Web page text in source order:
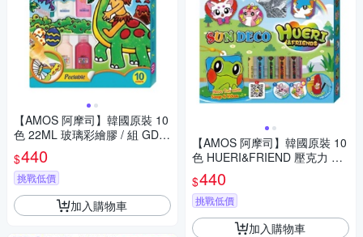
【AMOS 阿摩司】韓國原裝 10
色 22ML 玻璃彩繪膠 / 組 GD2
2P10R
$440
挑戰低價
加入購物車
【AMOS 阿摩司】韓國原裝 10
色 HUERI&FRIEND 壓克力 模
型板 DIY 玻璃彩繪組 / 組 SD10
P10-H
$440
挑戰低價
加入購物車